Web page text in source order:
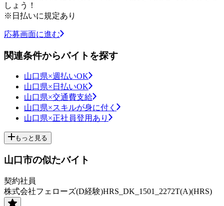
しょう！
※日払いに規定あり
応募画面に進む
関連条件からバイトを探す
山口県×週払いOK
山口県×日払いOK
山口県×交通費支給
山口県×スキルが身に付く
山口県×正社員登用あり
もっと見る
山口市の似たバイト
契約社員
株式会社フェローズ(D経験)HRS_DK_1501_2272T(A)(HRS)